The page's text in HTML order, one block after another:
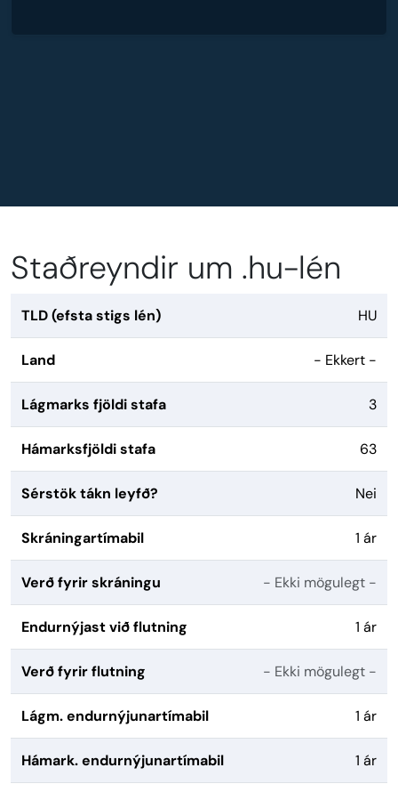
Staðreyndir um .hu-lén
TLD (efsta stigs lén) HU
Land - Ekkert -
Lágmarks fjöldi stafa 3
Hámarksfjöldi stafa 63
Sérstök tákn leyfð? Nei
Skráningartímabil 1 ár
Verð fyrir skráningu - Ekki mögulegt -
Endurnýjast við flutning 1 ár
Verð fyrir flutning - Ekki mögulegt -
Lágm. endurnýjunartímabil 1 ár
Hámark. endurnýjunartímabil 1 ár